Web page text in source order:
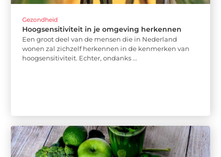
Gezondheid
Hoogsensitiviteit in je omgeving herkennen
Een groot deel van de mensen die in Nederland
wonen zal zichzelf herkennen in de kenmerken van
hoogsensitiviteit. Echter, ondanks ...